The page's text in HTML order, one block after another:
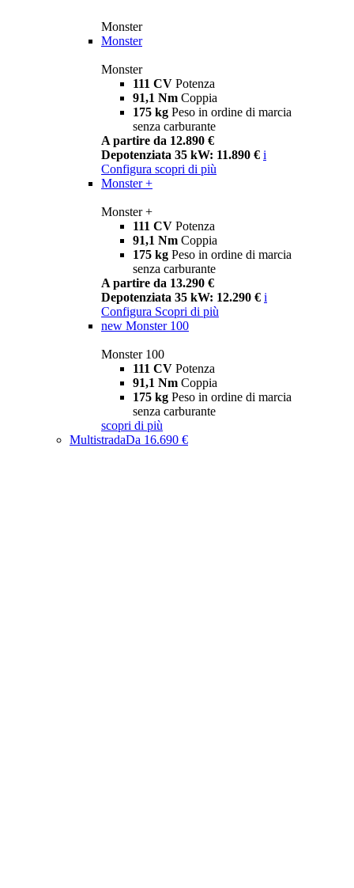
Monster
Monster
Monster
111 CV Potenza
91,1 Nm Coppia
175 kg Peso in ordine di marcia
senza carburante
A partire da 12.890 €
Depotenziata 35 kW: 11.890 € i
Configura scopri di più
Monster +
Monster +
111 CV Potenza
91,1 Nm Coppia
175 kg Peso in ordine di marcia
senza carburante
A partire da 13.290 €
Depotenziata 35 kW: 12.290 € i
Configura Scopri di più
new Monster 100
Monster 100
111 CV Potenza
91,1 Nm Coppia
175 kg Peso in ordine di marcia
senza carburante
scopri di più
MultistradaDa 16.690 €